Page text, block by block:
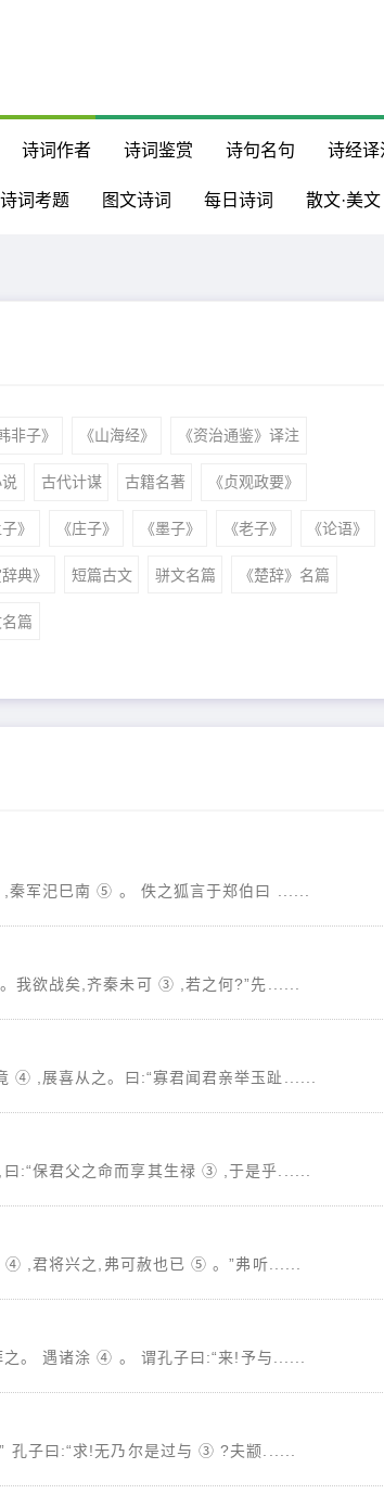
诗词作者 诗词鉴赏 诗句名句 诗经译
诗词考题 图文诗词 每日诗词 散文·美文
非子》 《山海经》 《资治通鉴》译注
古代计谋 古籍名著 《贞观政要》
》 《庄子》 《墨子》 《老子》 《论语》
典》 短篇古文 骈文名篇 《楚辞》名篇
名篇
军汜巳南 ⑤ 。 佚之狐言于郑伯曰 ......
我欲战矣,齐秦未可 ③ ,若之何?”先......
,展喜从之。曰:“寡君闻君亲举玉趾......
:“保君父之命而享其生禄 ③ ,于是乎......
,君将兴之,弗可赦也已 ⑤ 。”弗听......
。 遇诸涂 ④ 。 谓孔子曰:“来!予与......
孔子曰:“求!无乃尔是过与 ③ ?夫颛......